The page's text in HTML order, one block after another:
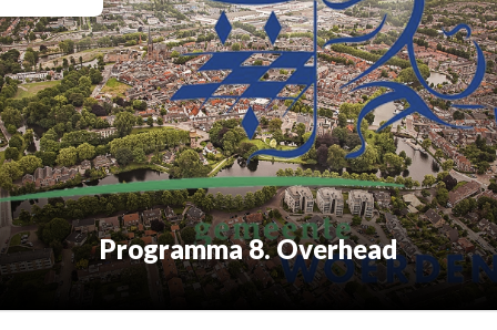
Programma 8. Overhead